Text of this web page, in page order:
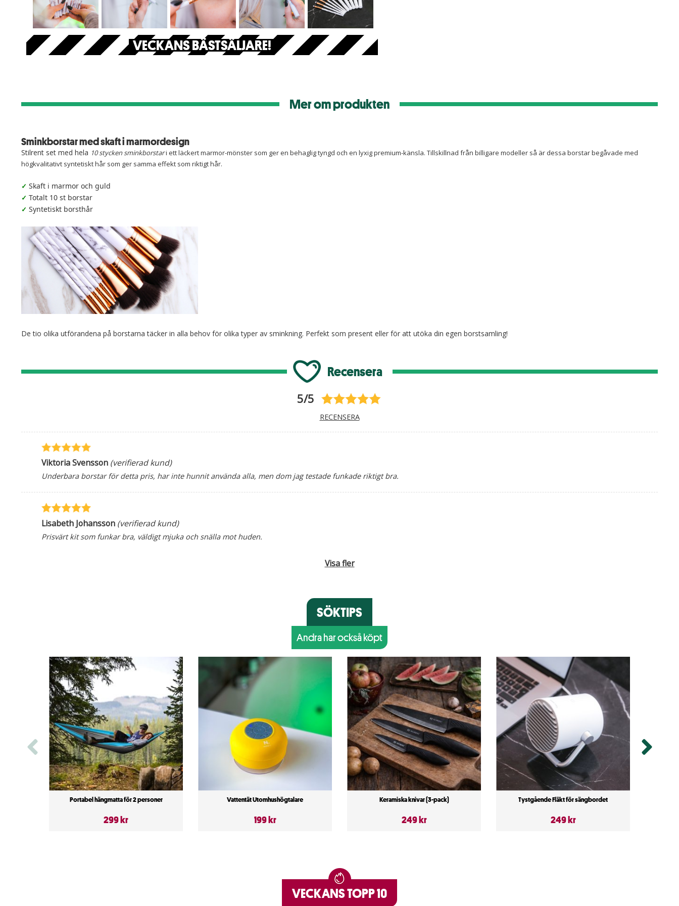
VECKANS BÄSTSÄLJARE!
Mer om produkten
Sminkborstar med skaft i marmordesign
Stilrent set med hela 10 stycken sminkborstari ett läckert marmor-mönster som ger en behaglig tyngd och en lyxig premium-känsla. Tillskillnad från billigare modeller så är dessa borstar begåvade med
högkvalitativt syntetiskt hår som ger samma effekt som riktigt hår.
✓ Skaft i marmor och guld
✓ Totalt 10 st borstar
✓ Syntetiskt borsthår
De tio olika utförandena på borstarna täcker in alla behov för olika typer av sminkning. Perfekt som present eller för att utöka din egen borstsamling!
Recensera
5/5
RECENSERA
Viktoria Svensson (verifierad kund)
Underbara borstar för detta pris, har inte hunnit använda alla, men dom jag testade funkade riktigt bra.
Lisabeth Johansson (verifierad kund)
Prisvärt kit som funkar bra, väldigt mjuka och snälla mot huden.
Visa fler
SÖKTIPS
Andra har också köpt
Portabel hängmatta för 2 personer
299 kr
Vattentät Utomhushögtalare
199 kr
Keramiska knivar (3-pack)
249 kr
Tystgående Fläkt för sängbordet
249 kr
VECKANS TOPP 10